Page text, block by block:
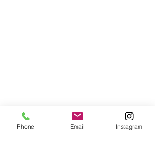
Phone Email Instagram